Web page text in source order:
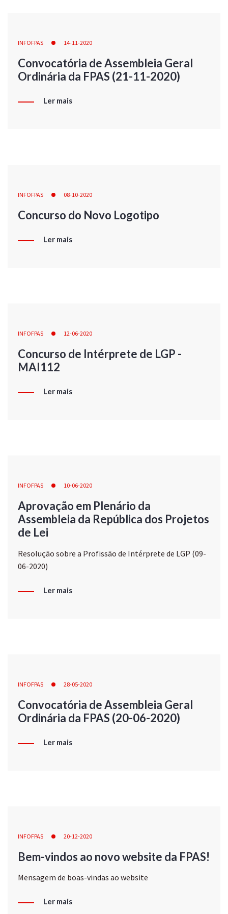
INFOFPAS 14-11-2020
Convocatória de Assembleia Geral
Ordinária da FPAS (21-11-2020)
Ler mais
INFOFPAS 08-10-2020
Concurso do Novo Logotipo
Ler mais
INFOFPAS 12-06-2020
Concurso de Intérprete de LGP -
MAI112
Ler mais
INFOFPAS 10-06-2020
Aprovação em Plenário da
Assembleia da República dos Projetos
de Lei
Resolução sobre a Profissão de Intérprete de LGP (09-
06-2020)
Ler mais
INFOFPAS 28-05-2020
Convocatória de Assembleia Geral
Ordinária da FPAS (20-06-2020)
Ler mais
INFOFPAS 20-12-2020
Bem-vindos ao novo website da FPAS!
Mensagem de boas-vindas ao website
Ler mais